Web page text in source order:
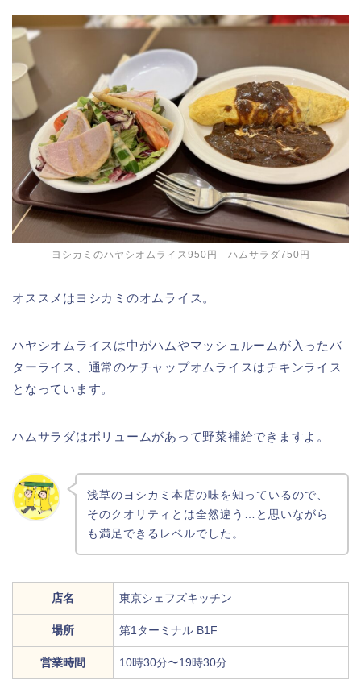
ヨシカミのハヤシオムライス950円 ハムサラダ750円
オススメはヨシカミのオムライス。
ハヤシオムライスは中がハムやマッシュルームが入ったバ
ターライス、通常のケチャップオムライスはチキンライス
となっています。
ハムサラダはボリュームがあって野菜補給できますよ。
浅草のヨシカミ本店の味を知っているので、
そのクオリティとは全然違う…と思いながら
も満足できるレベルでした。
店名 東京シェフズキッチン
場所 第1ターミナル B1F
営業時間 10時30分〜19時30分